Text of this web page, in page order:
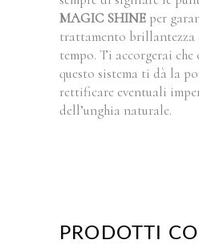
MAGIC SHINE per
trattamento brillantezza
tempo. Ti accorgerai che
questo sistema ti dà la
rettificare eventuali
dell’unghia naturale.
PRODOTTI